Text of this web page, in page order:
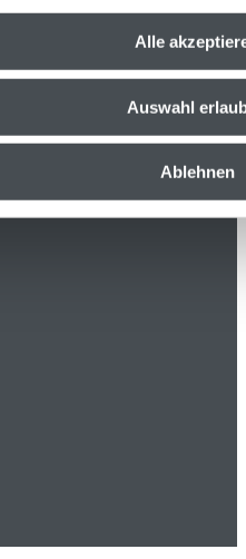
Alle
Auswahl
Ablehnen